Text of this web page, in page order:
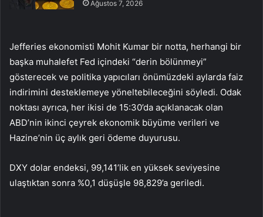
Ağustos 7, 2026
Jefferies ekonomisti Mohit Kumar bir notta, herhangi bir
başka muhalefet Fed içindeki “derin bölünmeyi”
gösterecek ve politika yapıcıları önümüzdeki aylarda faiz
indirimini desteklemeye yöneltebileceğini söyledi. Odak
noktası ayrıca, her ikisi de 15:30’da açıklanacak olan
ABD’nin ikinci çeyrek ekonomik büyüme verileri ve
Hazine’nin üç aylık geri ödeme duyurusu.
DXY dolar endeksi, 99,141’lik en yüksek seviyesine
ulaştıktan sonra %0,1 düşüşle 98,829’a geriledi.